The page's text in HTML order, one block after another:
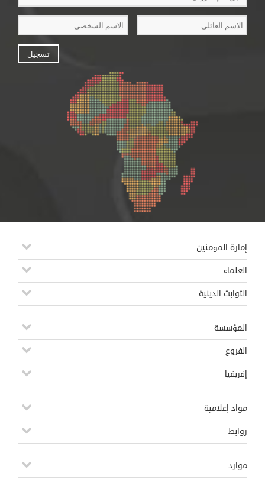
إمارة المؤمنين
العلماء
الثوابت الدينية
المؤسسة
الفروع
إفريقيا
مواد إعلامية
روابط
موارد